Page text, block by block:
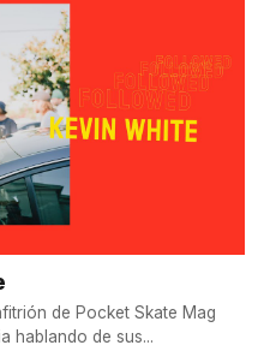
de Pocket Skate Mag
hablando de sus...